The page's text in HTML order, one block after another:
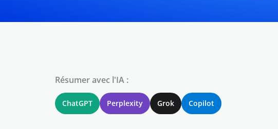
Résumer avec l'IA :
ChatGPT Perplexity Grok Copilot